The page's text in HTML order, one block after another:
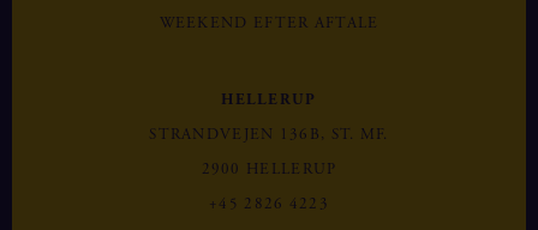
WEEKEND EFTER AFTALE
HELLERUP
STRANDVEJEN 136B, ST. MF.
2900 HELLERUP
+45 2826 4223